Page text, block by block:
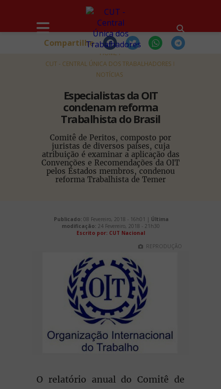
HOME
CUT - CENTRAL ÚNICA DOS TRABALHADORES
NOTÍCIAS
Especialistas da OIT
condenam reforma
Trabalhista do Brasil
Comitê de Peritos, composto por
juristas de diversos países, cuja
atribuição é examinar a aplicação das
Convenções e Recomendações da OIT
pelos Estados membros, condenou
reforma Trabalhista de Temer
Compartilhe
Publicado: 08 Fevereiro, 2018 - 16h01 | Última
modificação: 24 Fevereiro, 2018 - 21h30
Escrito por: CUT Nacional
REPRODUÇÃO
O relatório anual do Comitê de